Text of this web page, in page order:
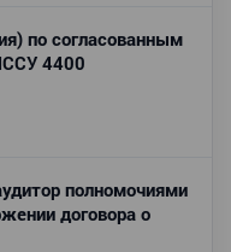
по согласованным
4400
полномочиями
договора о